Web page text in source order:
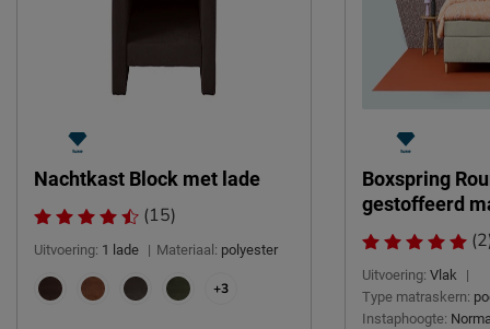
Nachtkast Block met lade
(15)
Uitvoering: 1 lade | Materiaal: polyester
+3
Boxspring
gestoffeerd
Uitvoering: Vlak |
Type matraskern:
Instaphoogte: